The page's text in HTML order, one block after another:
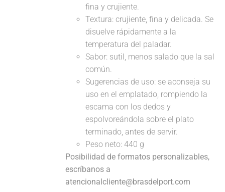
fina y crujiente.
Textura: crujiente, fina y delicada. Se
disuelve rápidamente a la
temperatura del paladar.
Sabor: sutil, menos salado que la sal
común.
Sugerencias de uso: se aconseja su
uso en el emplatado, rompiendo la
escama con los dedos y
espolvoreándola sobre el plato
terminado, antes de servir.
Peso neto: 440 g
Posibilidad de formatos personalizables,
escríbanos a
atencionalcliente@brasdelport.com